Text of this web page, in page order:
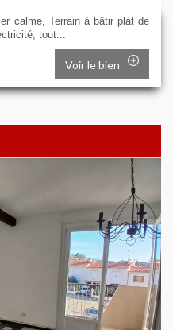
calme, Terrain à bâtir plat de
tout...
Voir le bien